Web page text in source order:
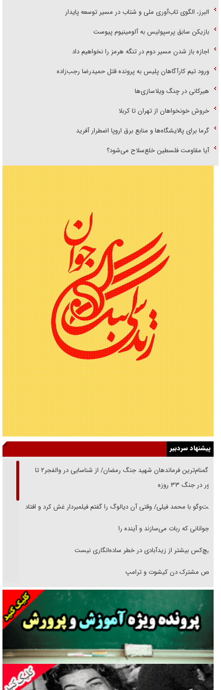
البرز، الگوی تاب‌آوری ملی و شتاب در مسیر توسعه پایدار
بازیکن سابق پرسپولیس به آلومینیوم پیوست
اجازه باز شدن مسیر دوم در تنگه هرمز را نخواهیم داد
ورود تیم کارآگاهان پلیس به پرونده قتل حمیدرضا رجب‌زاده
هیرکانی در چنگ ویلاسازی‌ها
خروش خونخواهان از تهران تا کربلا
گرما برای پالایشگاه‌ها و منابع برق اروپا اضطرار آفرید
آیا مقاومت فلسطین خلع‌سلاح می‌شود؟
پیشنهاد سردبیر
از گمنام‌ترین فرماندهان شهید جنگ رمضان/ از شناسایی در والفجر۲ تا
حضور در جنگ ۳۳ روزه
گفت‌وگو با محمد فیلی/ وقتی آن دیالوگ را گفتم فیلمبردار غش کرد و افتاد
نوجوانانی که ربات می‌سازند و آینده را
هیچ‌کس بیشتر از زیدآبادی در خطر ساده‌انگاری نیست
رقص مشترک دن کیشوت و ترامپ
دنده دولت به واگذاری مسئله‌دار ایران‌خودرو/ خصوصی‌سازی یا انحصار؟
غریزه‌ی بقا و آقای باقی و رفقا
جراحی‌های زیبایی با مدرک فوق‌دیپلم! + گفت‌وگو با متهم
گفت‌وگو با همسر یکی از شهدای جنگ رمضان/ پیکر بی‌سر شهید را از
انگشت‌های پا شناسایی کردیم